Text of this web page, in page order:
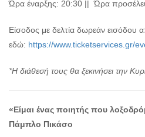
Ώρα έναρξης: 20:30 || Ώρα
Είσοδος με δελτία δωρεάν
εδώ: https://www.ticketservices.gr/
*Η διάθεσή τους θα ξεκινήσει την
«Είμαι ένας ποιητής που
Πάμπλο Πικάσο